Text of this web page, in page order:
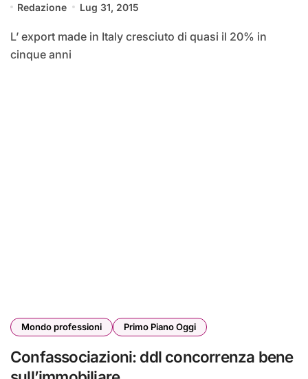
Redazione Lug 31, 2015
L’ export made in Italy cresciuto di quasi il 20% in
cinque anni
Mondo professioni Primo Piano Oggi
Confassociazioni: ddl concorrenza bene